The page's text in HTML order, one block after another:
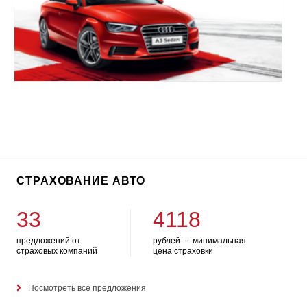
СТРАХОВАНИЕ АВТО
33
предложений от
страховых компаний
4118
рублей — минимальная
цена страховки
Посмотреть все предложения